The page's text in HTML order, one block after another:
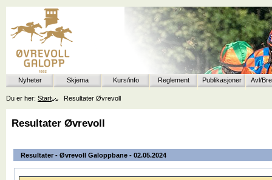
Nyheter Skjema Kurs/info Reglement Publikasjoner Avl/
Du er her: Start Resultater Øvrevoll
Resultater Øvrevoll
Resultater - Øvrevoll Galoppbane - 02.05.2024